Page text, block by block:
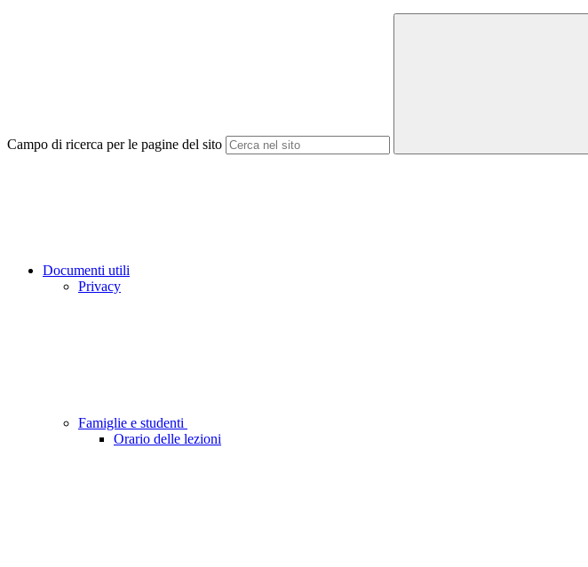
Campo di ricerca per le pagine del sito
Documenti utili
Privacy
Famiglie e studenti
Orario delle lezioni